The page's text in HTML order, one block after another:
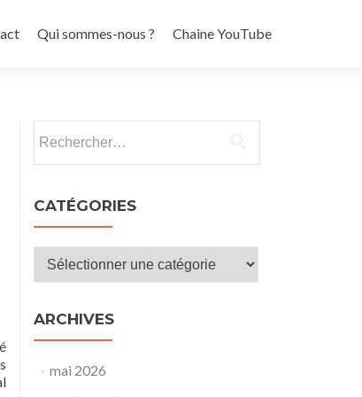
Qui sommes-nous ? Chaine YouTube
CATÉGORIES
Catégories
ARCHIVES
mai 2026